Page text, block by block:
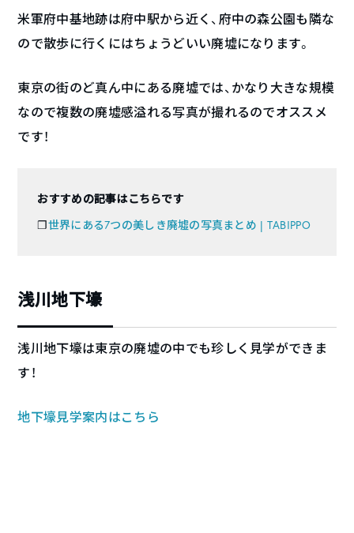
米軍府中基地跡は府中駅から近く、府中の森公園も隣な
ので散歩に行くにはちょうどいい廃墟になります。
東京の街のど真ん中にある廃墟では、かなり大きな規模
なので複数の廃墟感溢れる写真が撮れるのでオススメ
です！
おすすめの記事はこちらです
❐世界にある7つの美しき廃墟の写真まとめ | TABIPPO
浅川地下壕
浅川地下壕は東京の廃墟の中でも珍しく見学ができま
す！
地下壕見学案内はこちら